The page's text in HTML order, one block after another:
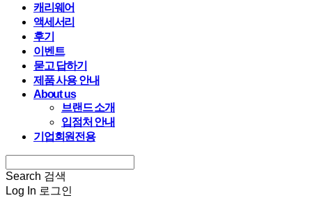
캐리웨어
액세서리
후기
이벤트
묻고 답하기
제품 사용 안내
About us
브랜드 소개
입점처 안내
기업회원전용
Search 검색
Log In 로그인